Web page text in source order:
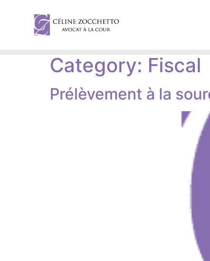
Category: Fiscal
Prélèvement à la